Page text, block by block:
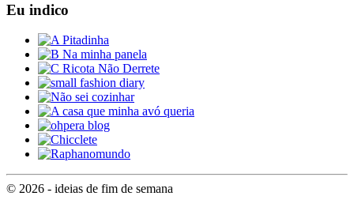
Eu indico
© 2026 - ideias de fim de semana